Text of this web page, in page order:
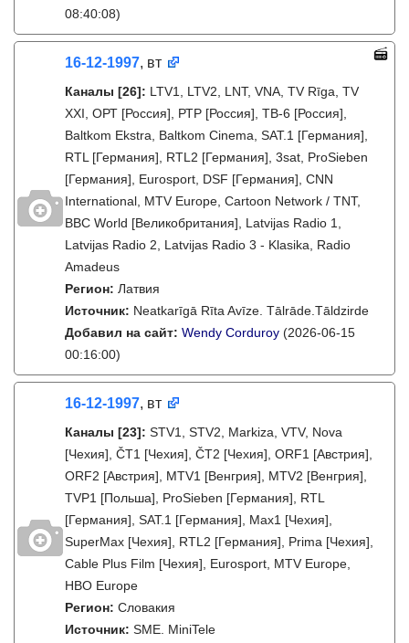
08:40:08)
16-12-1997, вт
Каналы [26]: LTV1, LTV2, LNT, VNA, TV Rīga, TV
XXI, ОРТ [Россия], РТР [Россия], ТВ-6 [Россия],
Baltkom Ekstra, Baltkom Cinema, SAT.1 [Германия],
RTL [Германия], RTL2 [Германия], 3sat, ProSieben
[Германия], Eurosport, DSF [Германия], CNN
International, MTV Europe, Cartoon Network / TNT,
BBC World [Великобритания], Latvijas Radio 1,
Latvijas Radio 2, Latvijas Radio 3 - Klasika, Radio
Amadeus
Регион: Латвия
Источник: Neatkarīgā Rīta Avīze. Tālrāde.Tāldzirde
Добавил на сайт: Wendy Corduroy (2026-06-15
00:16:00)
16-12-1997, вт
Каналы [23]: STV1, STV2, Markiza, VTV, Nova
[Чехия], ČT1 [Чехия], ČT2 [Чехия], ORF1 [Австрия],
ORF2 [Австрия], MTV1 [Венгрия], MTV2 [Венгрия],
TVP1 [Польша], ProSieben [Германия], RTL
[Германия], SAT.1 [Германия], Max1 [Чехия],
SuperMax [Чехия], RTL2 [Германия], Prima [Чехия],
Cable Plus Film [Чехия], Eurosport, MTV Europe,
HBO Europe
Регион: Словакия
Источник: SME. MiniTele